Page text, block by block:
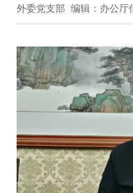
外委党支部 编辑：办公厅